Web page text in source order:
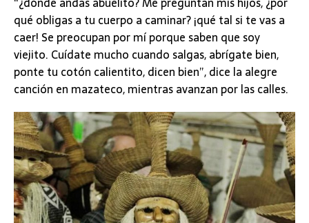
qué obligas a tu cuerpo a caminar? ¡qué tal si te vas a
caer! Se preocupan por mí porque saben que soy
viejito. Cuídate mucho cuando salgas, abrígate bien,
ponte tu cotón calientito, dicen bien”, dice la alegre
canción en mazateco, mientras avanzan por las calles.